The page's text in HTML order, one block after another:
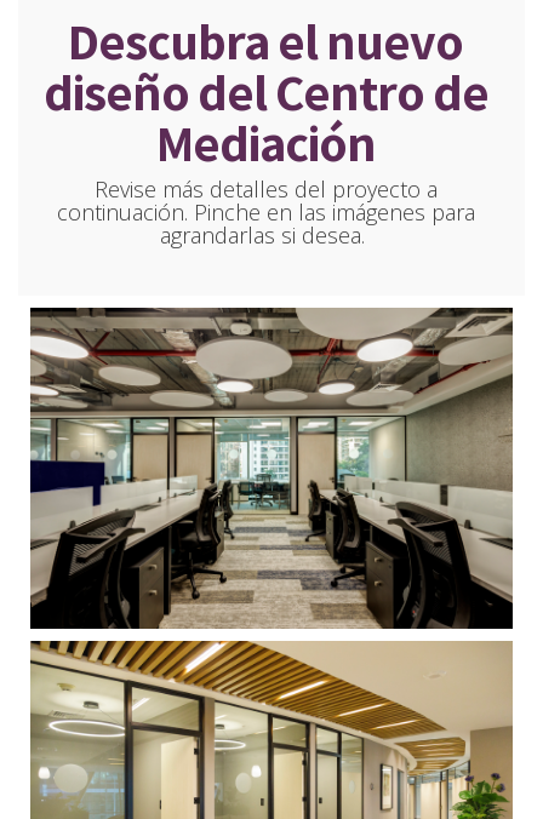
Descubra el nuevo
diseño del Centro de
Mediación
Revise más detalles del proyecto a
continuación. Pinche en las imágenes para
agrandarlas si desea.